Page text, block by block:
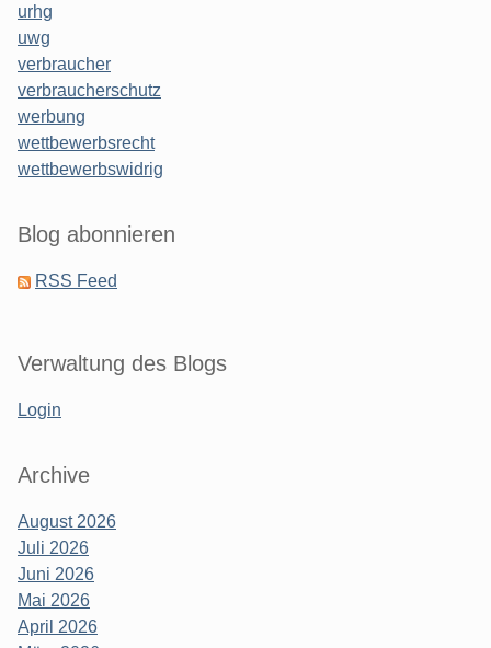
urhg
uwg
verbraucher
verbraucherschutz
werbung
wettbewerbsrecht
wettbewerbswidrig
Blog abonnieren
RSS Feed
Verwaltung des Blogs
Login
Archive
August 2026
Juli 2026
Juni 2026
Mai 2026
April 2026